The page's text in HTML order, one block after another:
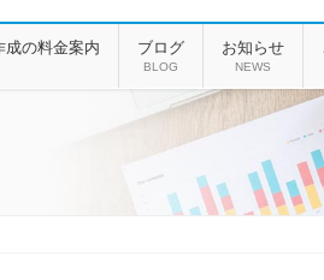
成の料金案内 ブログ
BLOG
お知らせ
NEWS